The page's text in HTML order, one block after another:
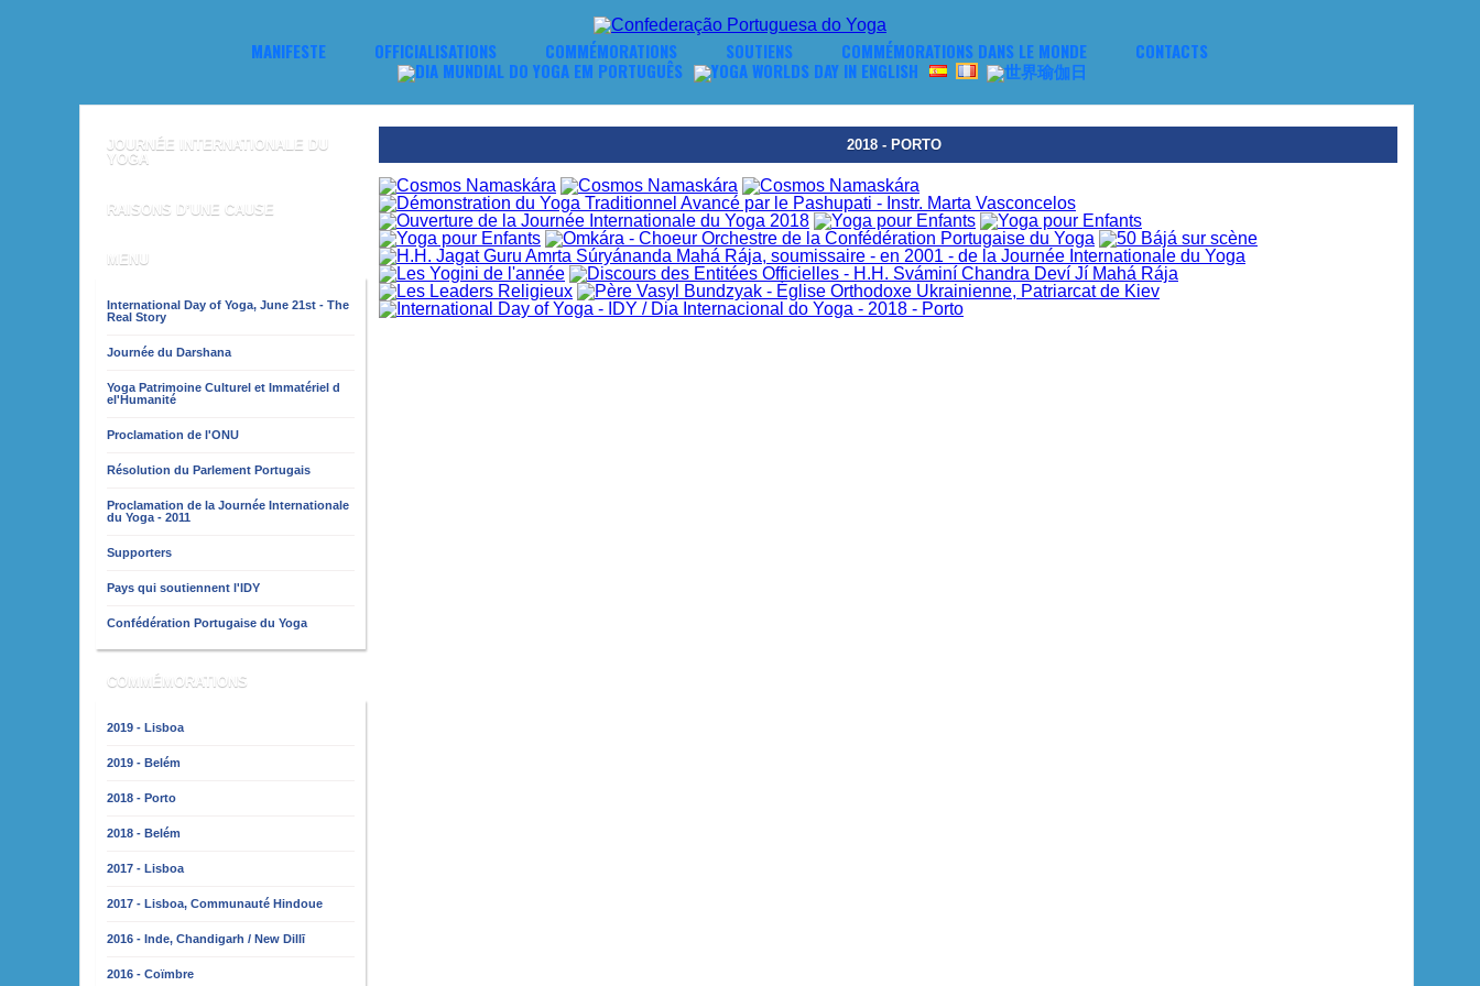
MANIFESTE OFFICIALISATIONS COMMÉMORATIONS SOUTIENS COMMÉMORATIONS DANS LE MONDE CONTACTS
JOURNÉE INTERNATIONALE DU
YOGA
RAISONS D’UNE CAUSE
MENU
International Day of Yoga, June 21st - The
Real Story
Journée du Darshana
Yoga Patrimoine Culturel et Immatériel d
el'Humanité
Proclamation de l'ONU
Résolution du Parlement Portugais
Proclamation de la Journée Internationale
du Yoga - 2011
Supporters
Pays qui soutiennent l'IDY
Confédération Portugaise du Yoga
COMMÉMORATIONS
2019 - Lisboa
2019 - Belém
2018 - Porto
2018 - Belém
2017 - Lisboa
2017 - Lisboa, Communauté Hindoue
2016 - Inde, Chandigarh / New Dillī
2016 - Coïmbre
2018 - PORTO